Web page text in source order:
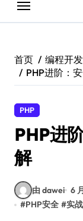
首页 编程开发
PHP进阶：
PHP
PHP进
解
由 dawei 6
#PHP安全 #实战